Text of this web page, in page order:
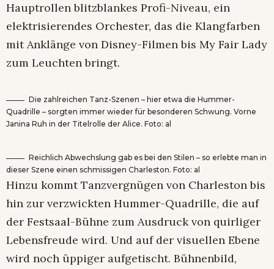
Hauptrollen blitzblankes Profi-Niveau, ein
elektrisierendes Orchester, das die Klangfarben
mit Anklänge von Disney-Filmen bis My Fair Lady
zum Leuchten bringt.
Die zahlreichen Tanz-Szenen – hier etwa die Hummer-
Quadrille – sorgten immer wieder für besonderen Schwung. Vorne
Janina Ruh in der Titelrolle der Alice. Foto: al
Reichlich Abwechslung gab es bei den Stilen – so erlebte man in
dieser Szene einen schmissigen Charleston. Foto: al
Hinzu kommt Tanzvergnügen von Charleston bis
hin zur verzwickten Hummer-Quadrille, die auf
der Festsaal-Bühne zum Ausdruck von quirliger
Lebensfreude wird. Und auf der visuellen Ebene
wird noch üppiger aufgetischt. Bühnenbild,